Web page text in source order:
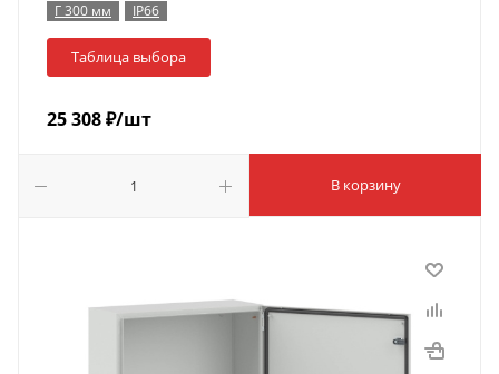
Г 300 мм
IP66
Таблица выбора
25 308₽/шт
В корзину